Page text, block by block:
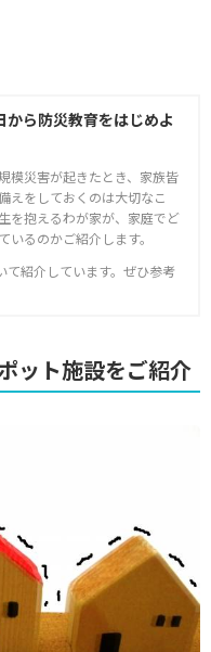
から防災教育をはじめよ
模災害が起きたとき、家族皆
えをしておくのは大切なこ
を抱えるわが家が、家庭でど
るのかご紹介します。
て紹介しています。ぜひ参考
ット施設をご紹介